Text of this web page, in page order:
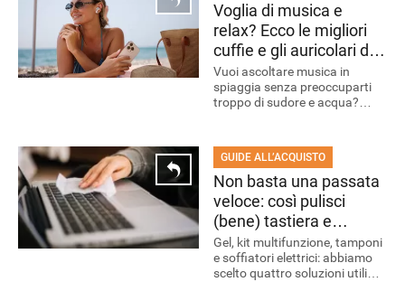
Voglia di musica e
relax? Ecco le migliori
cuffie e gli auricolari da
portare in spiaggia
Vuoi ascoltare musica in
spiaggia senza preoccuparti
troppo di sudore e acqua?
stagione.
GUIDE ALL’ACQUISTO
Non basta una passata
veloce: così pulisci
(bene) tastiera e
telecomando
Gel, kit multifunzione, tamponi
e soffiatori elettrici: abbiamo
scelto quattro soluzioni utili